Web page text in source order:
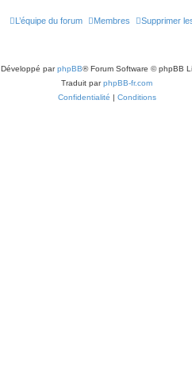
Supprimer
Membres
L’équipe du forum
Développé parphpBB® Forum Software © phpBB
Traduit parphpBB-fr.com
Confidentialité | Conditions